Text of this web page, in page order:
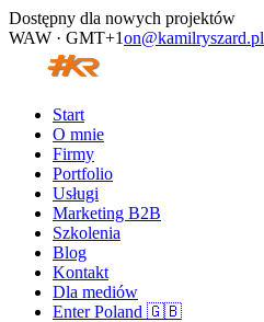
Dostępny dla nowych projektów
WAW · GMT+1on@kamilryszard.pl
Start
O mnie
Firmy
Portfolio
Usługi
Marketing B2B
Szkolenia
Blog
Kontakt
Dla mediów
Enter Poland 🇬🇧